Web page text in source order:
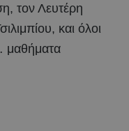
τον Λευτέρη
και όλοι
μαθήματα